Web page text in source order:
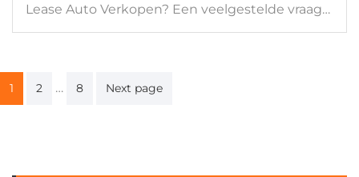
Lease Auto Verkopen? Een veelgestelde vraag…
Berichten
1 2 … 8 Next page